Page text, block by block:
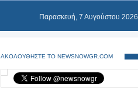
Παρασκευή, 7 Αυγούστου 2026
ΑΚΟΛΟΥΘΗΣΤΕ ΤΟ NEWSNOWGR.COM